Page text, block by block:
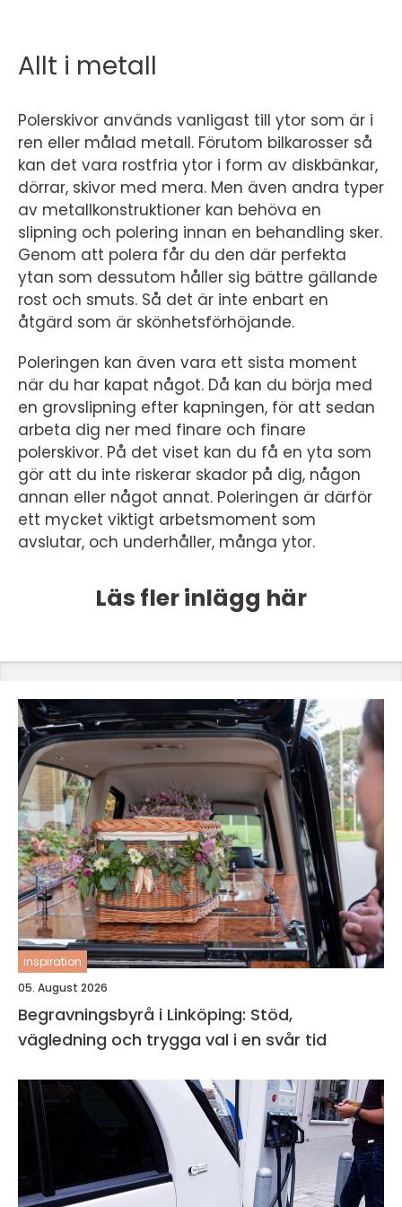
Allt i metall
Polerskivor används vanligast till ytor som är i
ren eller målad metall. Förutom bilkarosser så
kan det vara rostfria ytor i form av diskbänkar,
dörrar, skivor med mera. Men även andra typer
av metallkonstruktioner kan behöva en
slipning och polering innan en behandling sker.
Genom att polera får du den där perfekta
ytan som dessutom håller sig bättre gällande
rost och smuts. Så det är inte enbart en
åtgärd som är skönhetsförhöjande.
Poleringen kan även vara ett sista moment
när du har kapat något. Då kan du börja med
en grovslipning efter kapningen, för att sedan
arbeta dig ner med finare och finare
polerskivor. På det viset kan du få en yta som
gör att du inte riskerar skador på dig, någon
annan eller något annat. Poleringen är därför
ett mycket viktigt arbetsmoment som
avslutar, och underhåller, många ytor.
Läs fler inlägg här
inspiration
05. August 2026
Begravningsbyrå i Linköping: Stöd,
vägledning och trygga val i en svår tid